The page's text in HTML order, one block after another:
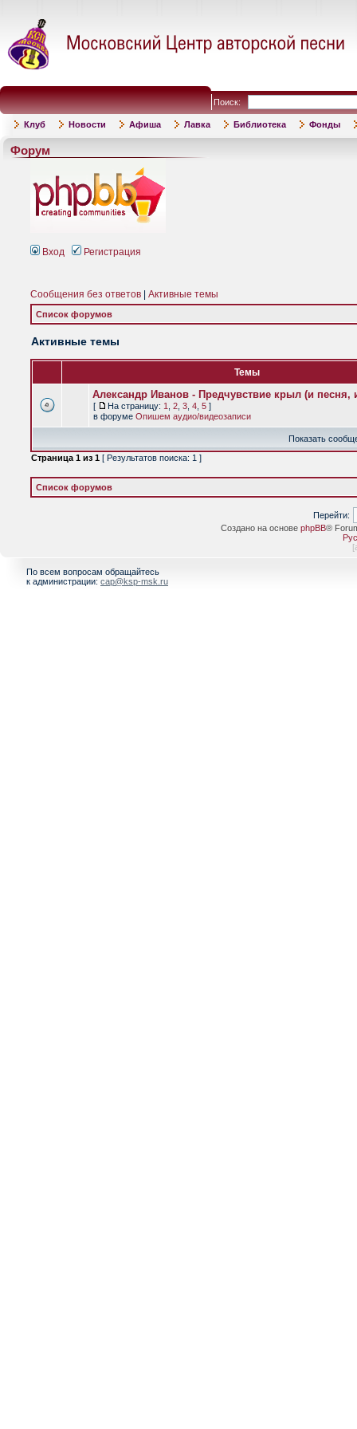
Поиск:
Клуб Новости Афиша Лавка Библиотека Фонды
Форум
Вход Регистрация
Сообщения без ответов Активные темы
Список форумов
Активные темы
Темы
Александр Иванов - Предчувствие крыл (и песня,
[ На страницу: 1 2 3 4 5 ]
в форуме Опишем аудио/видеозаписи
Показать
Страница 1 из 1 [ Результатов поиска: 1 ]
Список форумов
Перейти:
Создано на основе phpBB®
[
По всем вопросам обращайтесь
к администрации: cap@ksp-msk.ru